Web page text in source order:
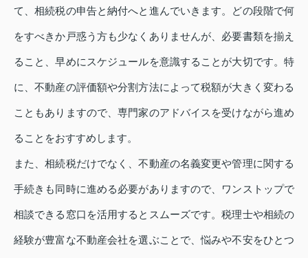
て、相続税の申告と納付へと進んでいきます。どの段階で何
をすべきか戸惑う方も少なくありませんが、必要書類を揃え
ること、早めにスケジュールを意識することが大切です。特
に、不動産の評価額や分割方法によって税額が大きく変わる
こともありますので、専門家のアドバイスを受けながら進め
ることをおすすめします。
また、相続税だけでなく、不動産の名義変更や管理に関する
手続きも同時に進める必要がありますので、ワンストップで
相談できる窓口を活用するとスムーズです。税理士や相続の
経験が豊富な不動産会社を選ぶことで、悩みや不安をひとつ